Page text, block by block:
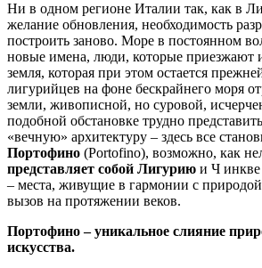
Ни в одном регионе Италии так, как в Лигурии, не ощущается
желание обновления, необходимость
построить заново. Море в постоянном
новые имена, люди, которые приезжают
земля, которая при этом остается
лигурийцев на фоне бескрайнего моря
земли, живописной, но суровой,
подобной обстановке трудно
«вечную» архитектуру – здесь все
Портофино (Portofino), возможно, как
представляет собой Лигурию и Ч инкве
– места, живущие в гармонии с
вызов на протяжении веков.
Портофино – уникальное слияние
искусства.